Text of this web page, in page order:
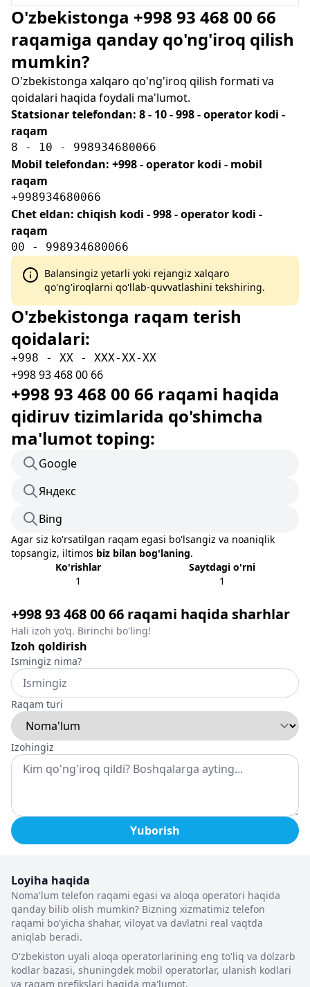
O'zbekistonga +998 93 468 00 66
raqamiga qanday qo'ng'iroq qilish
mumkin?
O'zbekistonga xalqaro qo'ng'iroq qilish formati va
qoidalari haqida foydali ma'lumot.
Statsionar telefondan: 8 - 10 - 998 - operator kodi -
raqam
8 - 10 - 998934680066
Mobil telefondan: +998 - operator kodi - mobil
raqam
+998934680066
Chet eldan: chiqish kodi - 998 - operator kodi -
raqam
00 - 998934680066
Balansingiz yetarli yoki rejangiz xalqaro
qo'ng'iroqlarni qo'llab-quvvatlashini tekshiring.
O'zbekistonga raqam terish
qoidalari:
+998 - XX - XXX-XX-XX
+998 93 468 00 66
+998 93 468 00 66 raqami haqida
qidiruv tizimlarida qo'shimcha
ma'lumot toping:
Google
Яндекс
Bing
Agar siz ko'rsatilgan raqam egasi bo'lsangiz va noaniqlik
topsangiz, iltimos biz bilan bog'laning.
Ko'rishlar
1
Saytdagi o'rni
1
+998 93 468 00 66 raqami haqida sharhlar
Hali izoh yo'q. Birinchi bo'ling!
Izoh qoldirish
Ismingiz nima?
Raqam turi
Izohingiz
Yuborish
Loyiha haqida
Noma'lum telefon raqami egasi va aloqa operatori haqida
qanday bilib olish mumkin? Bizning xizmatimiz telefon
raqami bo'yicha shahar, viloyat va davlatni real vaqtda
aniqlab beradi.
O'zbekiston uyali aloqa operatorlarining eng to'liq va dolzarb
kodlar bazasi, shuningdek mobil operatorlar, ulanish kodlari
va raqam prefikslari haqida ma'lumot.